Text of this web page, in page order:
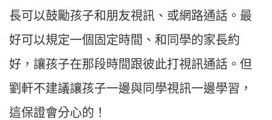
長可以鼓勵孩子和朋友視訊、或網路通話。最
好可以規定一個固定時間、和同學的家長約
好，讓孩子在那段時間跟彼此打視訊通話。但
劉軒不建議讓孩子一邊與同學視訊一邊學習，
這保證會分心的！​